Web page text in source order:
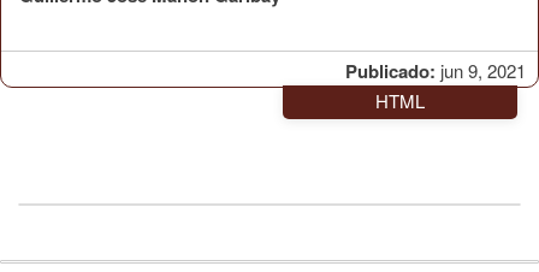
Publicado: jun 9, 2021
HTML